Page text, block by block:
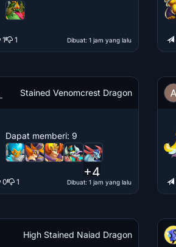
Dibuat: 1 jam yang lalu
1 1
Stained Venomcrest Dragon
Dapat memberi: 9
+4
Dibuat: 1 jam yang lalu
0 1
High Stained Naiad Dragon